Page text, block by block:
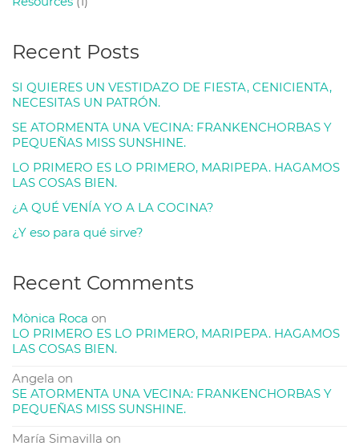
Recent Posts
SI QUIERES UN VESTIDAZO DE FIESTA, CENICIENTA,
NECESITAS UN PATRÓN.
SE ATORMENTA UNA VECINA: FRANKENCHORBAS Y
PEQUEÑAS MISS SUNSHINE.
LO PRIMERO ES LO PRIMERO, MARIPEPA. HAGAMOS
LAS COSAS BIEN.
¿A QUÉ VENÍA YO A LA COCINA?
¿Y eso para qué sirve?
Recent Comments
Mònica Roca on
LO PRIMERO ES LO PRIMERO, MARIPEPA. HAGAMOS
LAS COSAS BIEN.
Angela on
SE ATORMENTA UNA VECINA: FRANKENCHORBAS Y
PEQUEÑAS MISS SUNSHINE.
María Simavilla on